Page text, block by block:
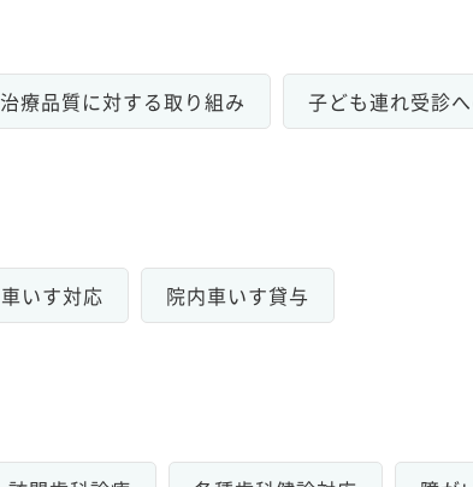
治療品質に対する取り組み 子ども連れ受診
車いす対応 院内車いす貸与